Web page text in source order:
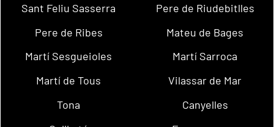
Sant Feliu Sasserra
Pere de Riudebitlles
Pere de Ribes
Mateu de Bages
Martí Sesgueioles
Martí Sarroca
Martí de Tous
Vilassar de Mar
Tona
Canyelles